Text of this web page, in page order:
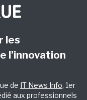
les
l’innovation
de IT News Info, 1er
aux professionnels